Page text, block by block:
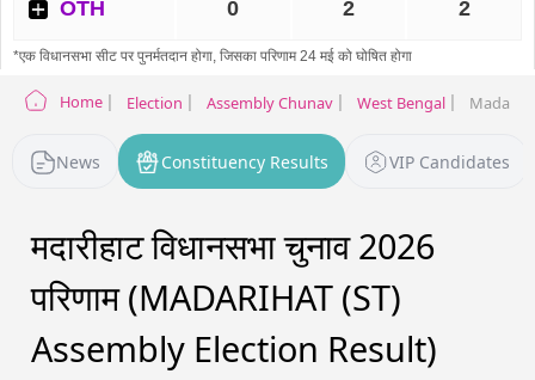
Home Election Assembly Chunav West Bengal
News Constituency Results VIP Candidates
मदारीहाट विधानसभा चुनाव 2026
परिणाम (MADARIHAT (ST)
Assembly Election Result)